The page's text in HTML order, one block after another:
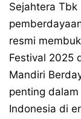
Sejahtera Tbk
resmi
Festival 2025
Mandiri
penting
Indonesia di